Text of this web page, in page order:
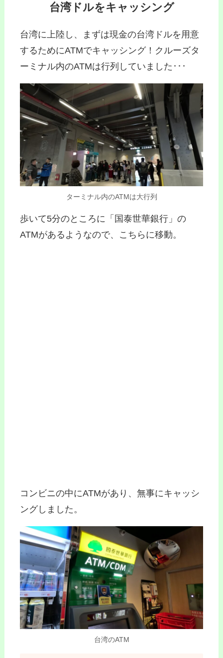
台湾ドルをキャッシング
台湾に上陸し、まずは現金の台湾ドルを用意
するためにATMでキャッシング！クルーズタ
ーミナル内のATMは行列していました･･･
ターミナル内のATMは大行列
歩いて5分のところに「国泰世華銀行」の
ATMがあるようなので、こちらに移動。
コンビニの中にATMがあり、無事にキャッシ
ングしました。
台湾のATM